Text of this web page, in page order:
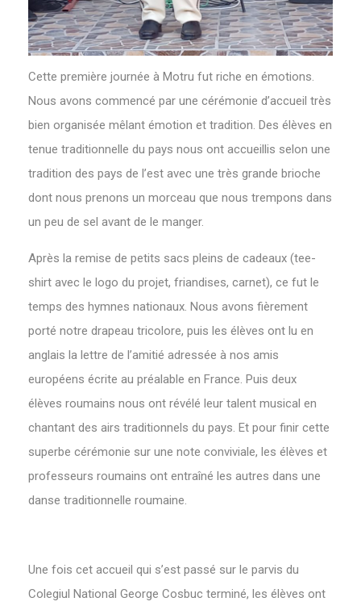
‌Cette première journée à Motru fut riche en émotions.
Nous avons commencé par une cérémonie d’accueil très
bien organisée mêlant émotion et tradition. Des élèves en
tenue traditionnelle du pays nous ont accueillis selon une
tradition des pays de l’est avec une très grande brioche
dont nous prenons un morceau que nous trempons dans
un peu de sel avant de le manger.
Après la remise de petits sacs pleins de cadeaux (tee-
shirt avec le logo du projet, friandises, carnet), ce fut le
temps des hymnes nationaux. Nous avons fièrement
porté notre drapeau tricolore, puis les élèves ont lu en
anglais la lettre de l’amitié adressée à nos amis
européens écrite au préalable en France. Puis deux
élèves roumains nous ont révélé leur talent musical en
chantant des airs traditionnels du pays. Et pour finir cette
superbe cérémonie sur une note conviviale, les élèves et
professeurs roumains ont entraîné les autres dans une
danse traditionnelle roumaine.
Une fois cet accueil qui s’est passé sur le parvis du
Colegiul National George Cosbuc terminé, les élèves ont